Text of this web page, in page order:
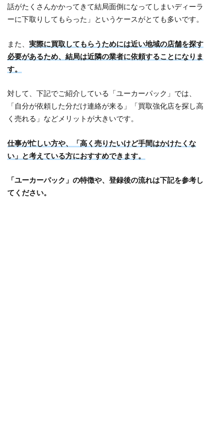
話がたくさんかかってきて結局面倒になってしまいディーラ
ーに下取りしてもらった」というケースがとても多いです。
また、実際に買取してもらうためには近い地域の店舗を探す
必要があるため、結局は近隣の業者に依頼することになりま
す。
対して、下記でご紹介している「ユーカーパック」では、
「自分が依頼した分だけ連絡が来る」「買取強化店を探し高
く売れる」などメリットが大きいです。
仕事が忙しい方や、「高く売りたいけど手間はかけたくな
い」と考えている方におすすめできます。
「ユーカーパック」の特徴や、登録後の流れは下記を参考し
てください。